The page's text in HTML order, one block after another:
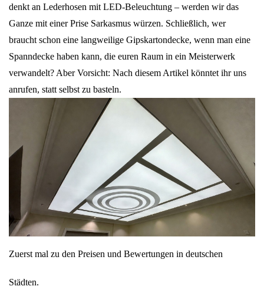
denkt an Lederhosen mit LED-Beleuchtung – werden wir das
Ganze mit einer Prise Sarkasmus würzen. Schließlich, wer
braucht schon eine langweilige Gipskartondecke, wenn man eine
Spanndecke haben kann, die euren Raum in ein Meisterwerk
verwandelt? Aber Vorsicht: Nach diesem Artikel könntet ihr uns
anrufen, statt selbst zu basteln.
Zuerst mal zu den Preisen und Bewertungen in deutschen
Städten.